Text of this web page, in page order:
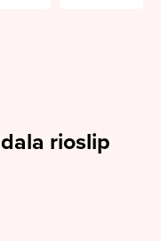
rioslip